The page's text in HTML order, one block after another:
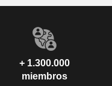
+ 1.300.000
miembros